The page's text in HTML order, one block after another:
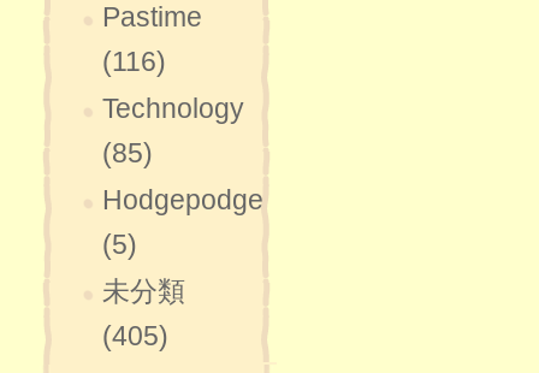
Pastime
(116)
Technology
(85)
Hodgepodge
(5)
未分類
(405)